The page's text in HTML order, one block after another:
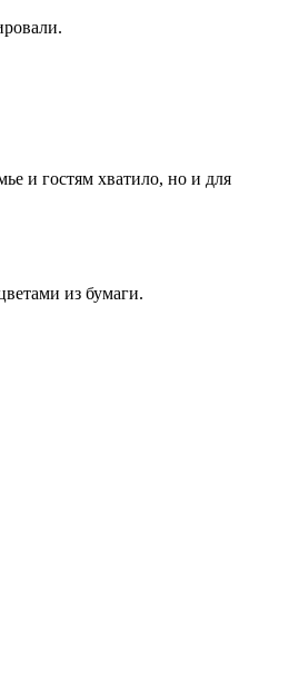
и гостям хватило, но и для
из бумаги.